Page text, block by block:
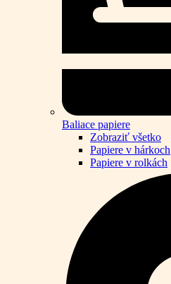
Baliace papiere
Zobraziť všetko
Papiere v hárkoch
Papiere v rolkách